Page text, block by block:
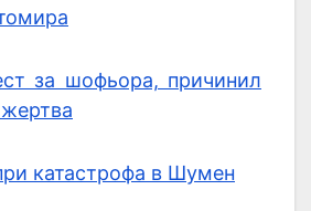
за шофьора, причинил
катастрофа в Шумен